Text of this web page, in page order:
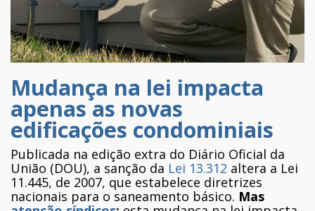
Mudança na lei impacta
apenas as novas
edificações condominiais
Publicada na edição extra do Diário Oficial da
União (DOU), a sanção da Lei 13.312 altera a Lei
11.445, de 2007, que estabelece diretrizes
nacionais para o saneamento básico. Mas